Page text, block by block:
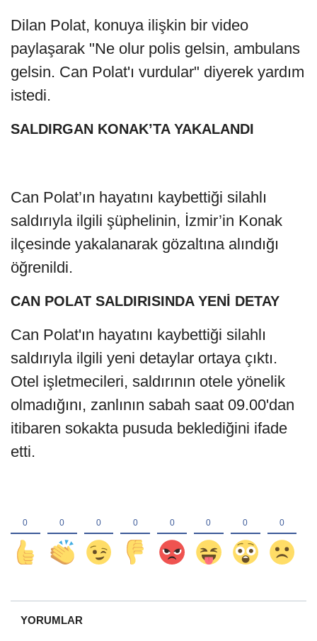
Dilan Polat, konuya ilişkin bir video
paylaşarak "Ne olur polis gelsin, ambulans
gelsin. Can Polat'ı vurdular" diyerek yardım
istedi.
SALDIRGAN KONAK’TA YAKALANDI
Can Polat’ın hayatını kaybettiği silahlı
saldırıyla ilgili şüphelinin, İzmir’in Konak
ilçesinde yakalanarak gözaltına alındığı
öğrenildi.
CAN POLAT SALDIRISINDA YENİ DETAY
Can Polat'ın hayatını kaybettiği silahlı
saldırıyla ilgili yeni detaylar ortaya çıktı.
Otel işletmecileri, saldırının otele yönelik
olmadığını, zanlının sabah saat 09.00'dan
itibaren sokakta pusuda beklediğini ifade
etti.
YORUMLAR